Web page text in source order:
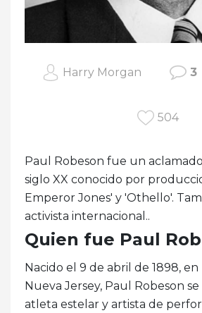
Harry Morgan 3
504
Paul Robeson fue un
siglo XX conocido por
Emperor Jones' y 'Othello'.
activista internacional..
Quien fue Paul
Nacido el 9 de abril de 1898,
Nueva Jersey, Paul Robeson
atleta estelar y artista de